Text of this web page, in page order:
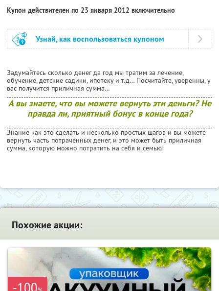
Купон действителен по 23 января 2012 включительно
Узнай, как воспользоваться купоном
Задумайтесь сколько денег да год мы тратим за лечение,
обучение, детские садики, ипотеку и т.д… Посчитайте, уверенны, у
вас получится приличная сумма…
А вы знаете, что вы можете вернуть эти деньги? Не
правда ли, приятный бонус в конце года?
Знание как это сделать и несколько простых шагов и вы можете
вернуть часть потраченных денег, и это может быть приличная
сумма, которую можно потратить на себя и семью!
Похожие акции: